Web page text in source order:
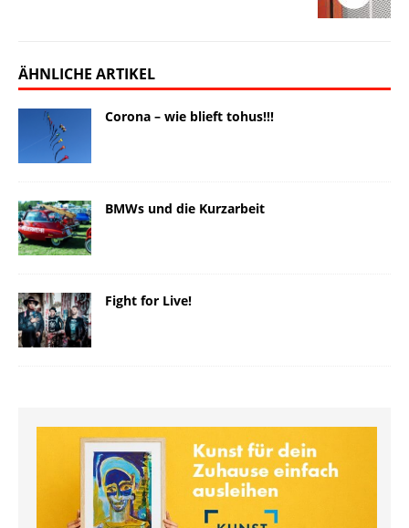
ÄHNLICHE ARTIKEL
Corona – wie blieft tohus!!!
BMWs und die Kurzarbeit
Fight for Live!